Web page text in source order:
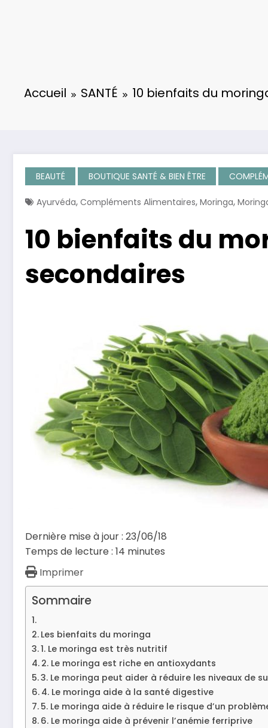
Accueil SANTÉ 10 bienfaits du
BEAUTÉ BOUTIQUE SANTÉ & BIEN ÊTRE
Ayurvéda, Compléments Alimentaires, Moringa,
10 bienfaits du
secondaires
Dernière mise à jour : 23/06/18
Temps de lecture : 14 minutes
Imprimer
Sommaire
Les bienfaits du moringa
1. Le moringa est très nutritif
2. Le moringa est riche en antioxydants
3. Le moringa peut aider à réduire les niveaux de
4. Le moringa aide à la santé digestive
5. Le moringa aide à réduire le risque d’un
6. Le moringa aide à prévenir l’anémie ferriprive